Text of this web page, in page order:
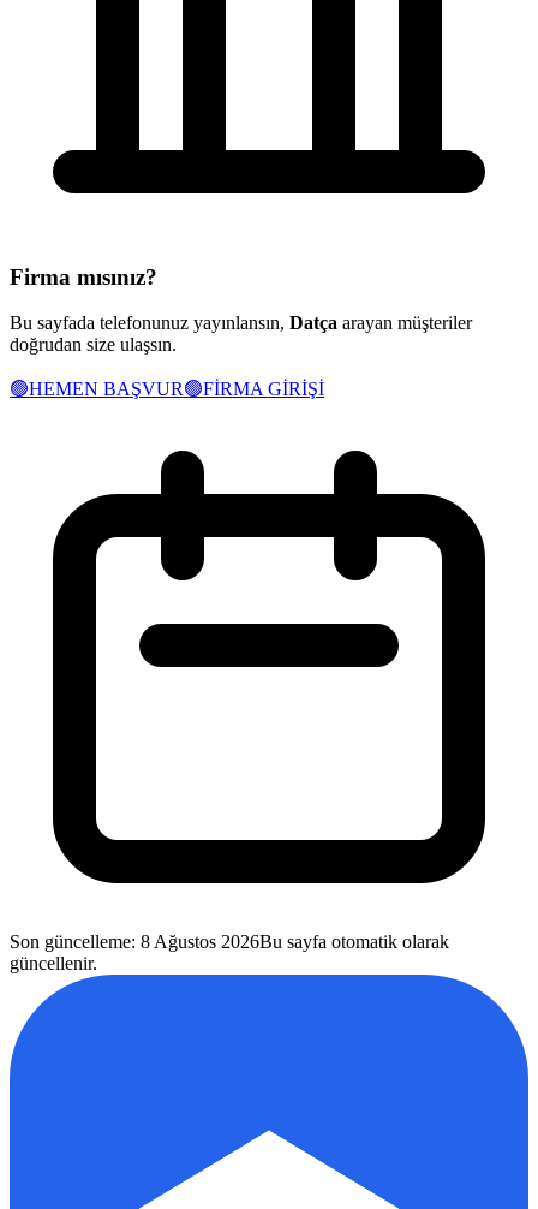
Firma mısınız?
Bu sayfada telefonunuz yayınlansın, Datça arayan müşteriler
doğrudan size ulaşsın.
🟢HEMEN BAŞVUR🟢FİRMA GİRİŞİ
Son güncelleme: 8 Ağustos 2026Bu sayfa otomatik olarak
güncellenir.